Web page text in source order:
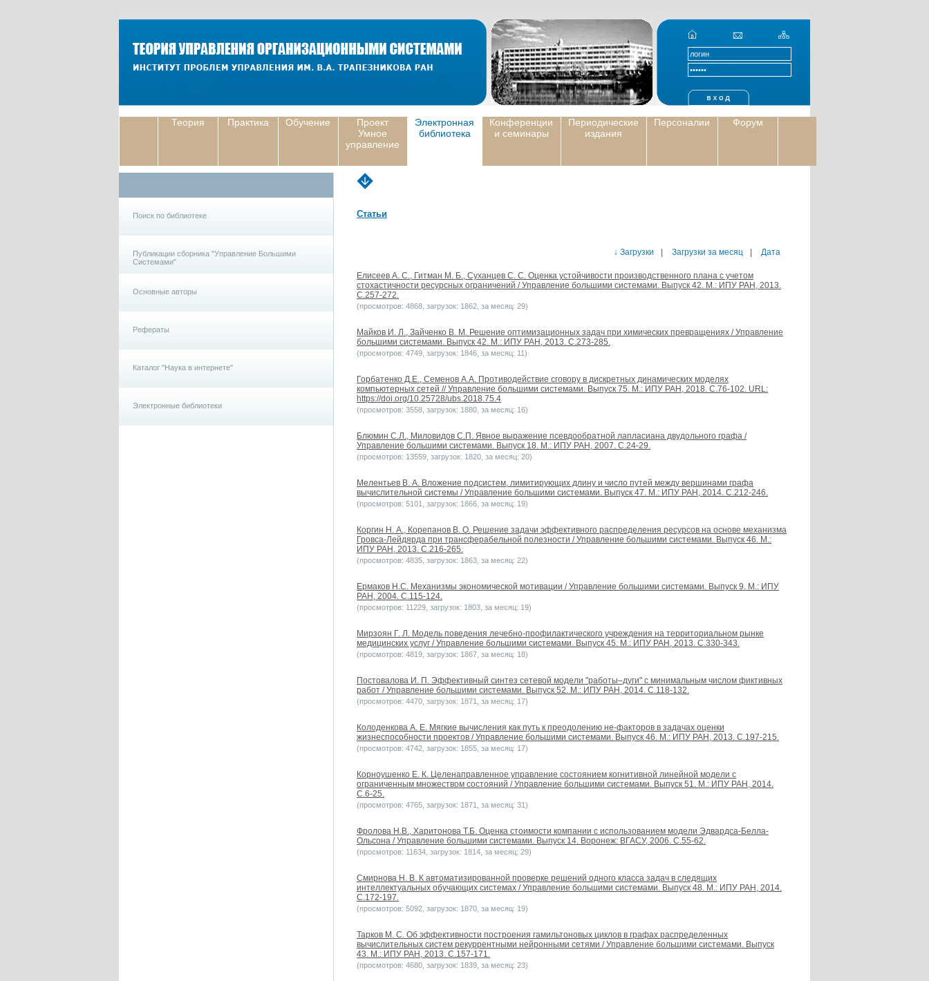
Теория Практика Обучение
Проект
Умное
управление
Электронная
библиотека
Конференции
и семинары
Периодические
издания
Персоналии Форум
Поиск по библиотеке
Публикации сборника "Управление Большими
Системами"
Основные авторы
Рефераты
Каталог "Наука в интернете"
Электронные библиотеки
Статьи
↓ Загрузки Загрузки за месяц Дата
Елисеев А. С., Гитман М. Б., Суханцев С. С. Оценка устойчивости производственного плана с учетом
стохастичности ресурсных ограничений / Управление большими системами. Выпуск 42. М.: ИПУ РАН, 2013.
С.257-272.
(просмотров: 4868, загрузок: 1862, за месяц: 29)
Майков И. Л., Зайченко В. М. Решение оптимизационных задач при химических превращениях / Управление
большими системами. Выпуск 42. М.: ИПУ РАН, 2013. С.273-285.
(просмотров: 4749, загрузок: 1846, за месяц: 11)
Горбатенко Д.Е., Семенов А.А. Противодействие сговору в дискретных динамических моделях
компьютерных сетей // Управление большими системами. Выпуск 75. М.: ИПУ РАН, 2018. С.76-102. URL:
https://doi.org/10.25728/ubs.2018.75.4
(просмотров: 3558, загрузок: 1880, за месяц: 16)
Блюмин С.Л., Миловидов С.П. Явное выражение псевдообратной лапласиана двудольного графа /
Управление большими системами. Выпуск 18. М.: ИПУ РАН, 2007. С.24-29.
(просмотров: 13559, загрузок: 1820, за месяц: 20)
Мелентьев В. А. Вложение подсистем, лимитирующих длину и число путей между вершинами графа
вычислительной системы / Управление большими системами. Выпуск 47. М.: ИПУ РАН, 2014. С.212-246.
(просмотров: 5101, загрузок: 1866, за месяц: 19)
Коргин Н. А., Корепанов В. О. Решение задачи эффективного распределения ресурсов на основе механизма
Гровса-Лейдярда при трансферабельной полезности / Управление большими системами. Выпуск 46. М.:
ИПУ РАН, 2013. С.216-265.
(просмотров: 4835, загрузок: 1863, за месяц: 22)
Ермаков Н.С. Механизмы экономической мотивации / Управление большими системами. Выпуск 9. М.: ИПУ
РАН, 2004. С.115-124.
(просмотров: 11229, загрузок: 1803, за месяц: 19)
Мирзоян Г. Л. Модель поведения лечебно-профилактического учреждения на территориальном рынке
медицинских услуг / Управление большими системами. Выпуск 45. М.: ИПУ РАН, 2013. С.330-343.
(просмотров: 4819, загрузок: 1867, за месяц: 18)
Постовалова И. П. Эффективный синтез сетевой модели "работы–дуги" с минимальным числом фиктивных
работ / Управление большими системами. Выпуск 52. М.: ИПУ РАН, 2014. С.118-132.
(просмотров: 4470, загрузок: 1871, за месяц: 17)
Колоденкова А. Е. Мягкие вычисления как путь к преодолению не-факторов в задачах оценки
жизнеспособности проектов / Управление большими системами. Выпуск 46. М.: ИПУ РАН, 2013. С.197-215.
(просмотров: 4742, загрузок: 1855, за месяц: 17)
Корноушенко Е. К. Целенаправленное управление состоянием когнитивной линейной модели с
ограниченным множеством состояний / Управление большими системами. Выпуск 51. М.: ИПУ РАН, 2014.
С.6-25.
(просмотров: 4765, загрузок: 1871, за месяц: 31)
Фролова Н.В., Харитонова Т.Б. Оценка стоимости компании с использованием модели Эдвардса-Белла-
Ольсона / Управление большими системами. Выпуск 14. Воронеж: ВГАСУ, 2006. С.55-62.
(просмотров: 11634, загрузок: 1814, за месяц: 29)
Смирнова Н. В. К автоматизированной проверке решений одного класса задач в следящих
интеллектуальных обучающих системах / Управление большими системами. Выпуск 48. М.: ИПУ РАН, 2014.
С.172-197.
(просмотров: 5092, загрузок: 1870, за месяц: 19)
Тарков М. С. Об эффективности построения гамильтоновых циклов в графах распределенных
вычислительных систем рекуррентными нейронными сетями / Управление большими системами. Выпуск
43. М.: ИПУ РАН, 2013. С.157-171.
(просмотров: 4680, загрузок: 1839, за месяц: 23)